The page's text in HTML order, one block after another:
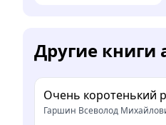
Другие книги
Очень коротенький
Гаршин Всеволод